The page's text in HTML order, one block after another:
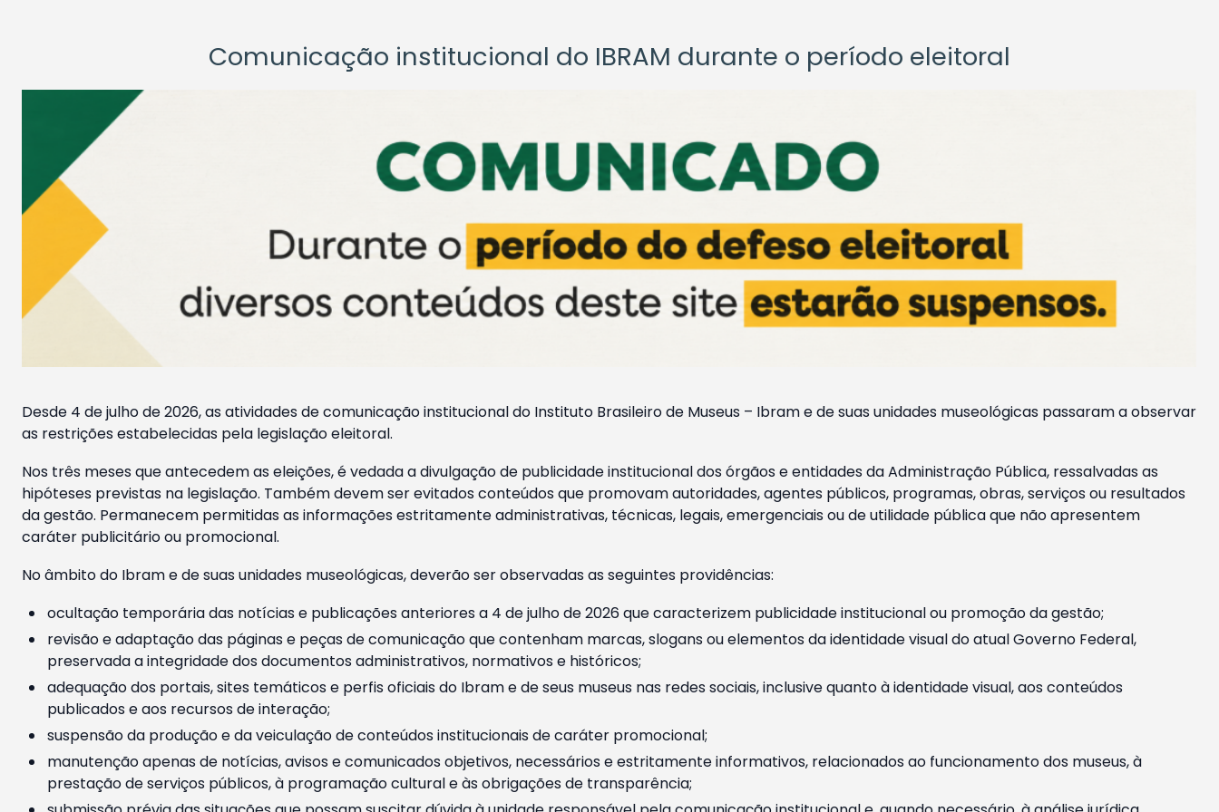
Comunicação institucional do IBRAM durante o período eleitoral
Desde 4 de julho de 2026, as atividades de comunicação institucional do Instituto Brasileiro de Museus – Ibram e de suas unidades museológicas passaram a observar
as restrições estabelecidas pela legislação eleitoral.
Nos três meses que antecedem as eleições, é vedada a divulgação de publicidade institucional dos órgãos e entidades da Administração Pública, ressalvadas as
hipóteses previstas na legislação. Também devem ser evitados conteúdos que promovam autoridades, agentes públicos, programas, obras, serviços ou resultados
da gestão. Permanecem permitidas as informações estritamente administrativas, técnicas, legais, emergenciais ou de utilidade pública que não apresentem
caráter publicitário ou promocional.
No âmbito do Ibram e de suas unidades museológicas, deverão ser observadas as seguintes providências:
ocultação temporária das notícias e publicações anteriores a 4 de julho de 2026 que caracterizem publicidade institucional ou promoção da gestão;
revisão e adaptação das páginas e peças de comunicação que contenham marcas, slogans ou elementos da identidade visual do atual Governo Federal,
preservada a integridade dos documentos administrativos, normativos e históricos;
adequação dos portais, sites temáticos e perfis oficiais do Ibram e de seus museus nas redes sociais, inclusive quanto à identidade visual, aos conteúdos
publicados e aos recursos de interação;
suspensão da produção e da veiculação de conteúdos institucionais de caráter promocional;
manutenção apenas de notícias, avisos e comunicados objetivos, necessários e estritamente informativos, relacionados ao funcionamento dos museus, à
prestação de serviços públicos, à programação cultural e às obrigações de transparência;